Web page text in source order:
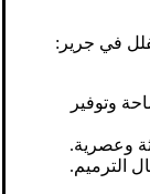
في جرير:
وتوفير
وعصرية.
الترميم.